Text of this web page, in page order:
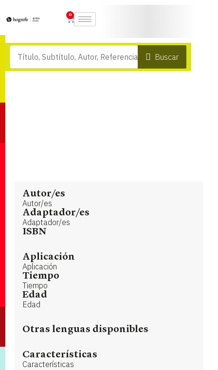
0
Buscar
Autor/es
Autor/es
Adaptador/es
Adaptador/es
ISBN
Aplicación
Aplicación
Tiempo
Tiempo
Edad
Edad
Otras lenguas disponibles
Características
Características